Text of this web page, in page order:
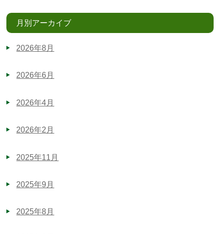
月別アーカイブ
2026年8月
2026年6月
2026年4月
2026年2月
2025年11月
2025年9月
2025年8月